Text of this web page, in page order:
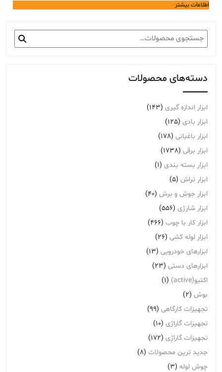
اطلاعات بیشتر
جستجو
برای:
دسته‌های محصولات
ابزار اندازه گیری (143)
ابزار بادی (125)
ابزار باغبانی (178)
ابزار برقی (1738)
ابزار بسته بندی (1)
ابزار تراش (5)
ابزار جوش و برش (40)
ابزار شارژی (556)
ابزار کار با چوب (466)
ابزار لوله کشی (26)
ابزارهای خودرویی (13)
ابزارهای دستی (23)
اکتیو(active)
(1)
بوش (2)
تجهیزات کارگاهی (99)
تجهیزات گاراژی (10)
تجهیزات گاراژِی (172)
جدید ترین محصولات (8)
چوش لوله (3)